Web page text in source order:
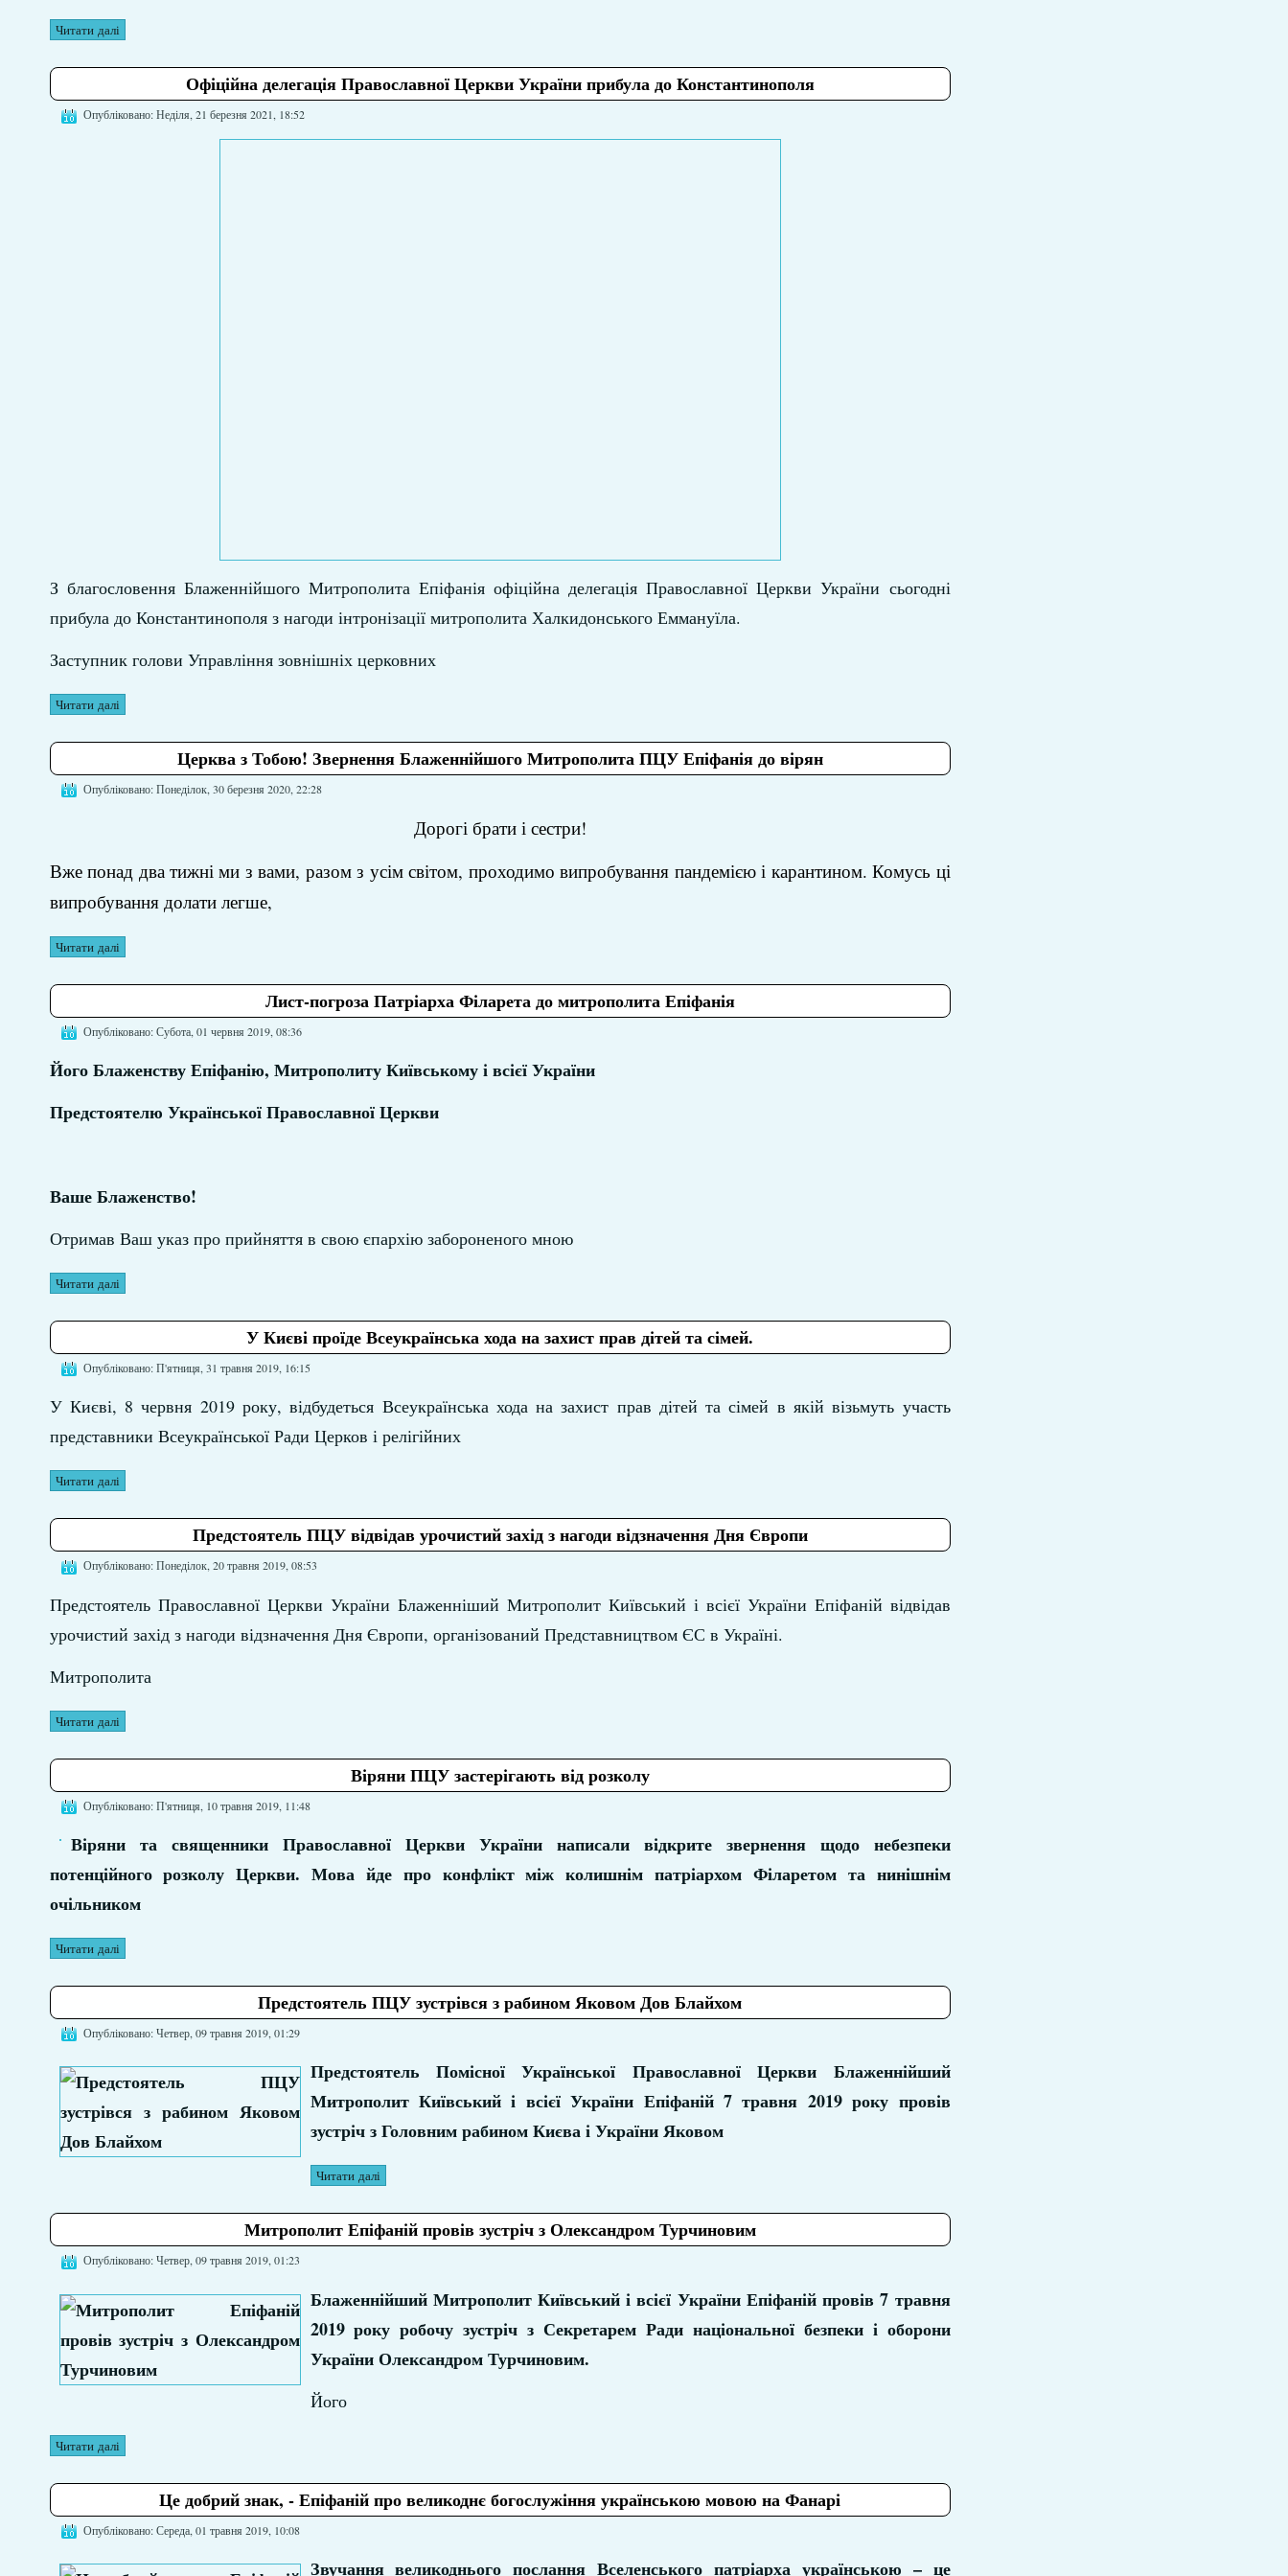
Читати далі
Офіційна делегація Православної Церкви України прибула до Константинополя
Опубліковано: Неділя, 21 березня 2021, 18:52
З благословення Блаженнійшого Митрополита Епіфанія офіційна делегація Православної Церкви України сьогодні
прибула до Константинополя з нагоди інтронізації митрополита Халкидонського Еммануїла.
Заступник голови Управління зовнішніх церковних
Читати далі
Церква з Тобою! Звернення Блаженнійшого Митрополита ПЦУ Епіфанія до вірян
Опубліковано: Понеділок, 30 березня 2020, 22:28
Дорогі брати і сестри!
Вже понад два тижні ми з вами, разом з усім світом, проходимо випробування пандемією і карантином. Комусь ці
випробування долати легше,
Читати далі
Лист-погроза Патріарха Філарета до митрополита Епіфанія
Опубліковано: Субота, 01 червня 2019, 08:36
Його Блаженству Епіфанію, Митрополиту Київському і всієї України
Предстоятелю Української Православної Церкви
Ваше Блаженство!
Отримав Ваш указ про прийняття в свою єпархію забороненого мною
Читати далі
У Києві проїде Всеукраїнська хода на захист прав дітей та сімей.
Опубліковано: П'ятниця, 31 травня 2019, 16:15
У Києві, 8 червня 2019 року, відбудеться Всеукраїнська хода на захист прав дітей та сімей в якій візьмуть участь
представники Всеукраїнської Ради Церков і релігійних
Читати далі
Предстоятель ПЦУ відвідав урочистий захід з нагоди відзначення Дня Європи
Опубліковано: Понеділок, 20 травня 2019, 08:53
Предстоятель Православної Церкви України Блаженніший Митрополит Київський і всієї України Епіфаній відвідав
урочистий захід з нагоди відзначення Дня Європи, організований Представництвом ЄС в Україні.
Митрополита
Читати далі
Віряни ПЦУ застерігають від розколу
Опубліковано: П'ятниця, 10 травня 2019, 11:48
Віряни та священники Православної Церкви України написали відкрите звернення щодо небезпеки
потенційного розколу Церкви. Мова йде про конфлікт між колишнім патріархом Філаретом та нинішнім
очільником
Читати далі
Предстоятель ПЦУ зустрівся з рабином Яковом Дов Блайхом
Опубліковано: Четвер, 09 травня 2019, 01:29
Предстоятель Помісної Української Православної Церкви Блаженнійший
Митрополит Київський і всієї України Епіфаній 7 травня 2019 року провів
зустріч з Головним рабином Києва і України Яковом
Читати далі
Митрополит Епіфаній провів зустріч з Олександром Турчиновим
Опубліковано: Четвер, 09 травня 2019, 01:23
Блаженнійший Митрополит Київський і всієї України Епіфаній провів 7 травня
2019 року робочу зустріч з Секретарем Ради національної безпеки і оборони
України Олександром Турчиновим.
Його
Читати далі
Це добрий знак, - Епіфаній про великоднє богослужіння українською мовою на Фанарі
Опубліковано: Середа, 01 травня 2019, 10:08
Звучання великоднього послання Вселенського патріарха українською – це